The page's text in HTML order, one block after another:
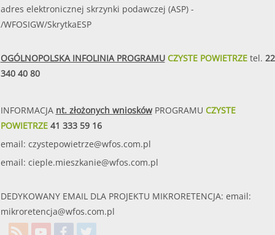
adres elektronicznej skrzynki podawczej (ASP) -
/WFOSIGW/SkrytkaESP
OGÓLNOPOLSKA INFOLINIA PROGRAMUCZYSTE POWIETRZEtel. 22
340 40 80
INFORMACJA nt. złożonych wnioskówPROGRAMU CZYSTE
POWIETRZE41 333 59 16
email: czystepowietrze@wfos.com.pl
email: cieple.mieszkanie@wfos.com.pl
DEDYKOWANY EMAIL DLA PROJEKTU MIKRORETENCJA: email:
mikroretencja@wfos.com.pl